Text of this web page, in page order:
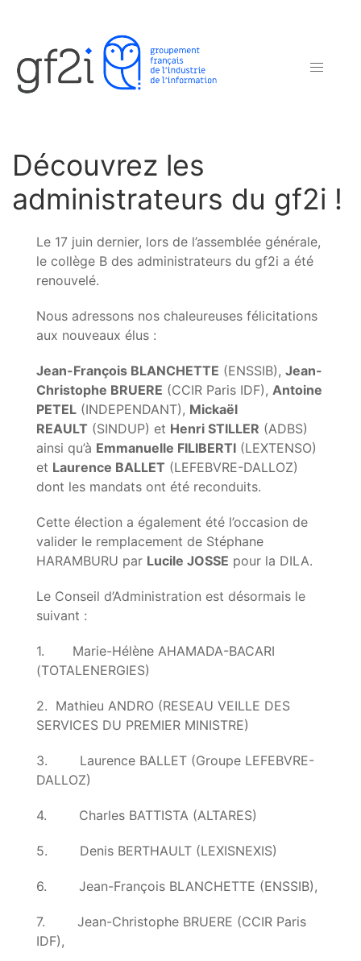
Découvrez les
administrateurs du gf2i !
Le 17 juin dernier, lors de l’assemblée générale,
le collège B des administrateurs du gf2i a été
renouvelé.
Nous adressons nos chaleureuses félicitations
aux nouveaux élus :
Jean-François BLANCHETTE (ENSSIB), Jean-
Christophe BRUERE (CCIR Paris IDF), Antoine
PETEL (INDEPENDANT), Mickaël
REAULT (SINDUP) et Henri STILLER (ADBS)
ainsi qu’à Emmanuelle FILIBERTI (LEXTENSO)
et Laurence BALLET (LEFEBVRE-DALLOZ)
dont les mandats ont été reconduits.
Cette élection a également été l’occasion de
valider le remplacement de Stéphane
HARAMBURU par Lucile JOSSE pour la DILA.
Le Conseil d’Administration est désormais le
suivant :
1. Marie-Hélène AHAMADA-BACARI
(TOTALENERGIES)
2. Mathieu ANDRO (RESEAU VEILLE DES
SERVICES DU PREMIER MINISTRE)
3. Laurence BALLET (Groupe LEFEBVRE-
DALLOZ)
4. Charles BATTISTA (ALTARES)
5. Denis BERTHAULT (LEXISNEXIS)
6. Jean-François BLANCHETTE (ENSSIB),
7. Jean-Christophe BRUERE (CCIR Paris
IDF),